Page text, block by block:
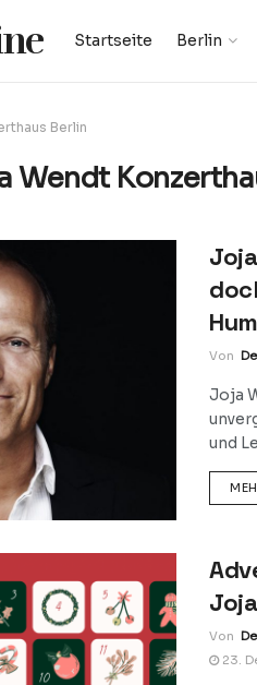
Startseite Berlin
Berlin
Wendt
Von
Joja
und
Von
23.